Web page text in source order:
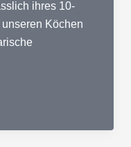
ihres 10-
Köchen